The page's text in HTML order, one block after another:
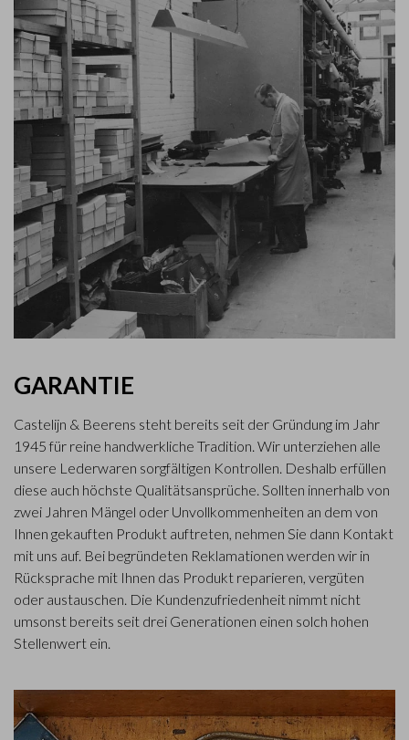
GARANTIE
Castelijn & Beerens steht bereits seit der Gründung im Jahr
1945 für reine handwerkliche Tradition. Wir unterziehen alle
unsere Lederwaren sorgfältigen Kontrollen. Deshalb erfüllen
diese auch höchste Qualitätsansprüche. Sollten innerhalb von
zwei Jahren Mängel oder Unvollkommenheiten an dem von
Ihnen gekauften Produkt auftreten, nehmen Sie dann Kontakt
mit uns auf. Bei begründeten Reklamationen werden wir in
Rücksprache mit Ihnen das Produkt reparieren, vergüten
oder austauschen. Die Kundenzufriedenheit nimmt nicht
umsonst bereits seit drei Generationen einen solch hohen
Stellenwert ein.